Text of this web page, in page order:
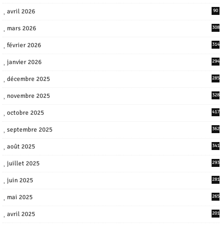
avril 2026 90
mars 2026 308
février 2026 314
janvier 2026 294
décembre 2025 285
novembre 2025 328
octobre 2025 417
septembre 2025 362
août 2025 341
juillet 2025 293
juin 2025 281
mai 2025 265
avril 2025 201